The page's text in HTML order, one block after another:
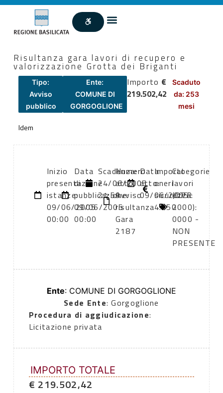
Risultanza gara lavori di recupero e
valorizzazione Grotta dei Briganti
Tipo:
Avviso
pubblico
Ente:
COMUNE DI
GORGOGLIONE
Importo €
219.502,42
Scaduto
da: 253
mesi
Idem
Inizio
presentazione
istanze:
09/06/2005
00:00
Data
di
pubblicazione:
09/06/2005
00:00
Scadenza:
24/06/2005
21:59
Numero
atto:
Avviso
risultanza
Gara
2187
Data
atto:
09/06/2005
Importo
oneri
sicurezza:
4.350
Categorie
lavori
(DPR
2000):
0000 -
NON
PRESENTE
Ente: COMUNE DI GORGOGLIONE
Sede Ente: Gorgoglione
Procedura di aggiudicazione:
Licitazione privata
IMPORTO TOTALE
€ 219.502,42